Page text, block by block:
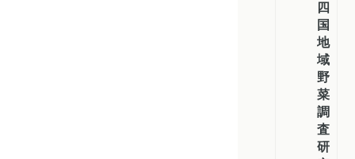
四
国
地
域
野
菜
調
査
研